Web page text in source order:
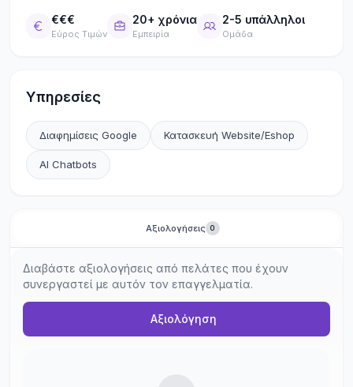
Hosting & Domain Servicesμε ασφαλή φιλοξενία,
email και τεχνική υποστήριξη.
συστημάτων.
assistants για 24/7 εξυπηρέτηση πελατών και συλλογή
leads.
€€€
Εύρος Τιμών
20+ χρόνια
Εμπειρία
2-5 υπάλληλοι
Ομάδα
Υπηρεσίες
Διαφημίσεις Google Κατασκευή Website/Eshop
AI Chatbots
Αξιολογήσεις 0
Διαβάστε αξιολογήσεις από πελάτες που έχουν
συνεργαστεί με αυτόν τον επαγγελματία.
Αξιολόγηση